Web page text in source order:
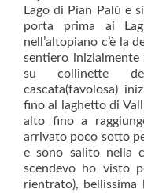
Lago di Pian Palù e
porta prima ai
nell’altopiano c’è la
sentiero inizialmente
su collinette
cascata(favolosa)
fino al laghetto di
alto fino a
arrivato poco sotto
e sono salito nella
scendevo ho visto
rientrato), bellissima